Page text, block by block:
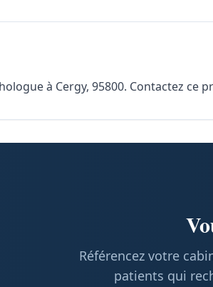
à Cergy, 95800. Contactez
Référencez votre
patients qui